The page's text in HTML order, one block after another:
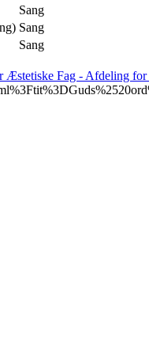
Sang
Sang
Sang
Æstetiske Fag - Afdeling